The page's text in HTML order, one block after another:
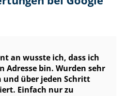
an wusste ich, dass ich
Adresse bin. Wurden sehr
über jeden Schritt
Einfach nur zu